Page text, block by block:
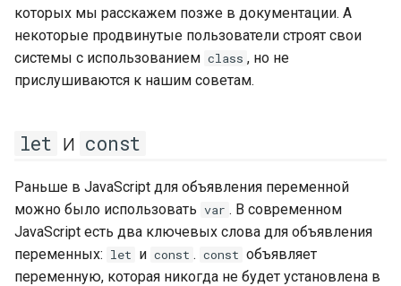
которых мы расскажем позже в документации. А
некоторые продвинутые пользователи строят свои
системы с использованием class , но не
прислушиваются к нашим советам.
let и const
Раньше в JavaScript для объявления переменной
можно было использовать var . В современном
JavaScript есть два ключевых слова для объявления
переменных: let и const . const объявляет
переменную, которая никогда не будет установлена в